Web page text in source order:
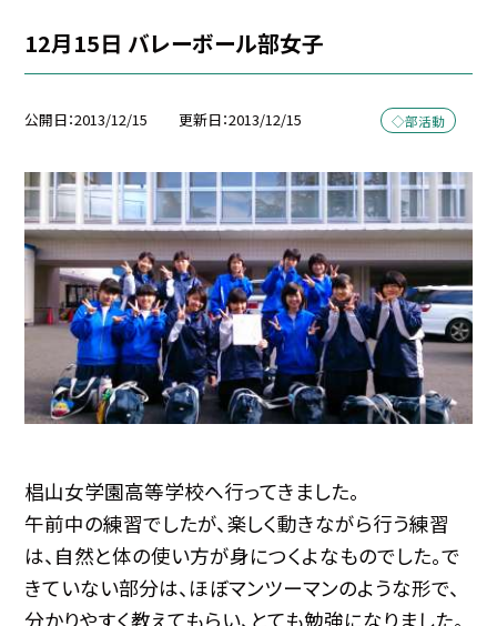
12月15日 バレーボール部女子
公開日 2013/12/15 更新日 2013/12/15 ◇部活動
椙山女学園高等学校へ行ってきました。
午前中の練習でしたが、楽しく動きながら行う練習
は、自然と体の使い方が身につくよなものでした。で
きていない部分は、ほぼマンツーマンのような形で、
分かりやすく教えてもらい、とても勉強になりました。